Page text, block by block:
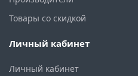
Товары со скидкой
Личный кабинет
Личный кабинет